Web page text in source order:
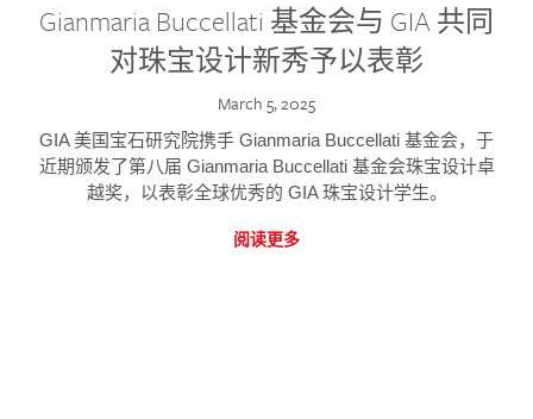
Gianmaria Buccellati 基金会与 GIA 共同
对珠宝设计新秀予以表彰
March 5, 2025
GIA 美国宝石研究院携手 Gianmaria Buccellati 基金会，于
近期颁发了第八届 Gianmaria Buccellati 基金会珠宝设计卓
越奖，以表彰全球优秀的 GIA 珠宝设计学生。
阅读更多